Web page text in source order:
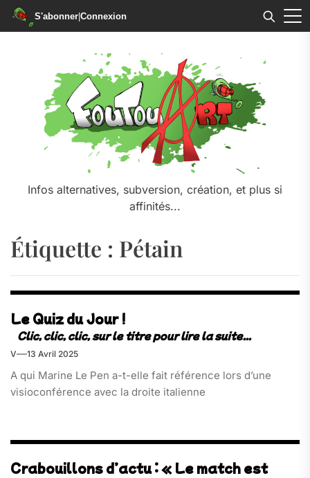
S'abonner|Connexion
Infos alternatives, subversion, création, et plus si
affinités...
Étiquette : Pétain
Le Quiz du Jour !
V 13 Avril 2025
A qui Marine Le Pen a-t-elle fait référence lors d’une
visioconférence avec la droite italienne
Crabouillons d’actu : « Le match est